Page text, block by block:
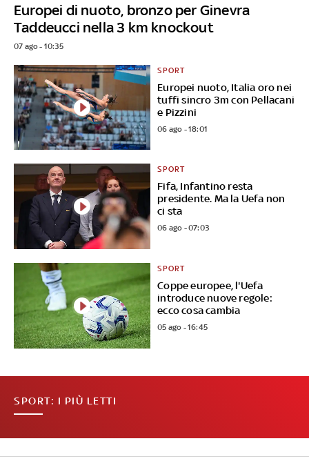
Europei di nuoto, bronzo per Ginevra
Taddeucci nella 3 km knockout
07 ago - 10:35
Europei nuoto, Italia oro nei
tuffi sincro 3m con Pellacani
e Pizzini
SPORT
06 ago - 18:01
Fifa, Infantino resta
presidente. Ma la Uefa non
ci sta
SPORT
06 ago - 07:03
Coppe europee, l'Uefa
introduce nuove regole:
ecco cosa cambia
SPORT
05 ago - 16:45
SPORT: I PIÙ LETTI